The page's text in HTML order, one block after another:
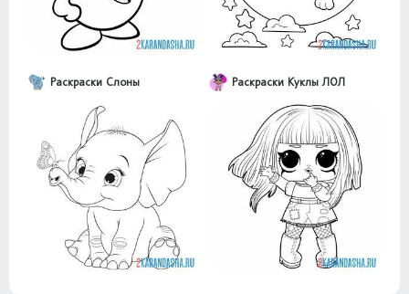
Раскраски Слоны Раскраски Куклы ЛОЛ